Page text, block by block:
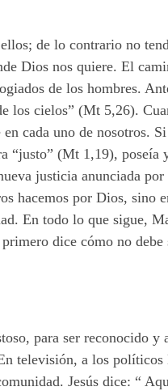
de lo contrario no
Dios nos quiere. El
de los hombres.
los cielos” (Mt 5,26).
cada uno de nosotros.
“justo” (Mt 1,19), poseía
justicia anunciada por
hacemos por Dios, sino
En todo lo que sigue,
dice cómo no debe
para ser reconocido
televisión, a los políticos
Jesús dice: “